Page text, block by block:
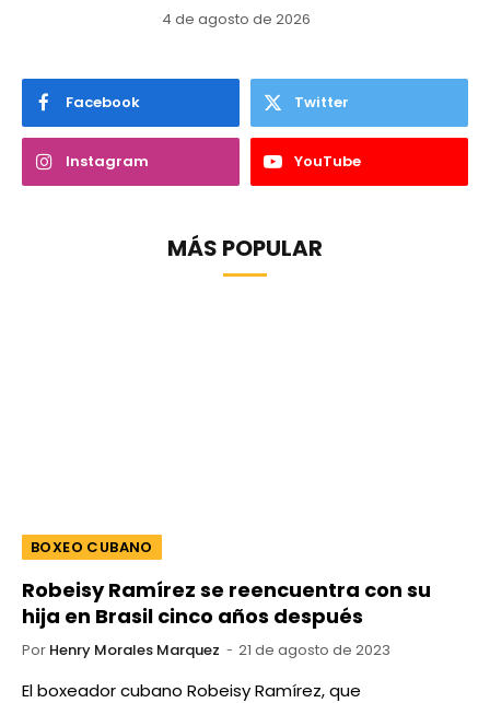
4 de agosto de 2026
Facebook Twitter
Instagram YouTube
MÁS POPULAR
BOXEO CUBANO
Robeisy Ramírez se reencuentra con su
hija en Brasil cinco años después
Por Henry Morales Marquez 21 de agosto de 2023
El boxeador cubano Robeisy Ramírez, que